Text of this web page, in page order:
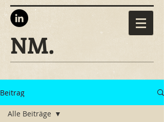
NM.
Beitrag
Alle Beiträge